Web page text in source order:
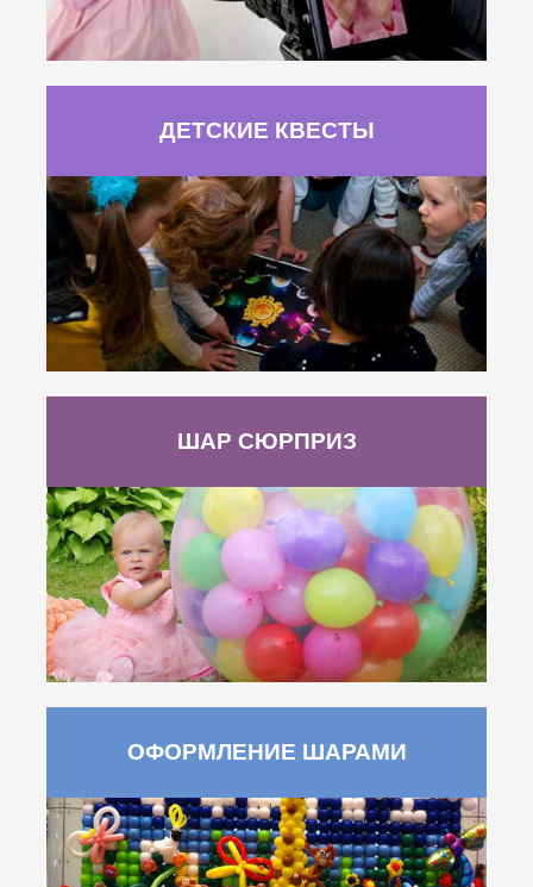
ДЕТСКИЕ КВЕСТЫ
ШАР СЮРПРИЗ
ОФОРМЛЕНИЕ ШАРАМИ